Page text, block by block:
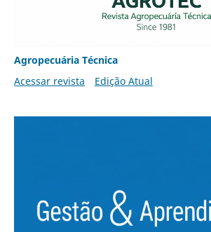
Agropecuária Técnica
Acessar revista
Edição Atual